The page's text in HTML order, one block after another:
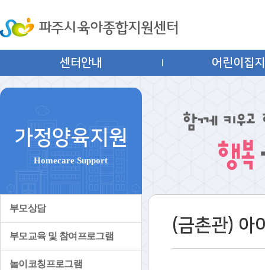
센터안내 어린이집
가정양육지원
Homecare Support
부모상담
부모교육 및 참여프로그램
놀이코칭프로그램
(금촌관) 아